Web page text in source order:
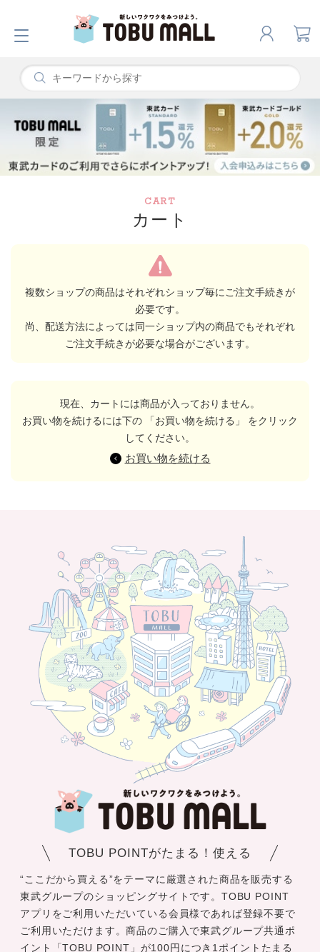
CART
カート
複数ショップの商品はそれぞれショップ毎にご注文手続きが
必要です。
尚、配送方法によっては同一ショップ内の商品でもそれぞれ
ご注文手続きが必要な場合がございます。
現在、カートには商品が入っておりません。
お買い物を続けるには下の 「お買い物を続ける」 をクリック
してください。
お買い物を続ける
TOBU POINTがたまる！使える
“ここだから買える”をテーマに厳選された商品を販売する
東武グループのショッピングサイトです。TOBU POINT
アプリをご利用いただいている会員様であれば登録不要で
ご利用いただけます。商品のご購入で東武グループ共通ポ
イント「TOBU POINT」が100円につき1ポイントたまる